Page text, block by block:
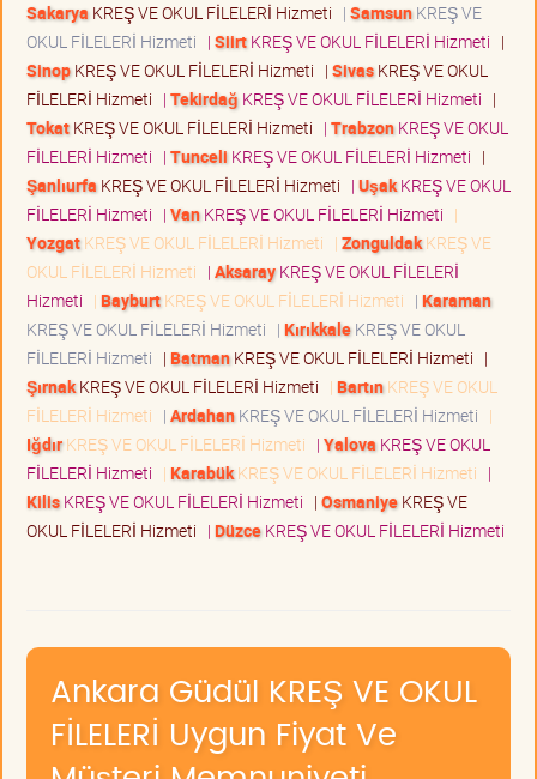
Sakarya KREŞ VE OKUL FİLELERİ Hizmeti | SamsunKREŞ VE
OKUL FİLELERİ Hizmeti | SiirtKREŞ VE OKUL FİLELERİ Hizmeti |
SinopKREŞ VE OKUL FİLELERİ Hizmeti | SivasKREŞ VE OKUL
FİLELERİ Hizmeti | Tekirdağ KREŞ VE OKUL FİLELERİ Hizmeti |
TokatKREŞ VE OKUL FİLELERİ Hizmeti | TrabzonKREŞ VE OKUL
FİLELERİ Hizmeti | Tunceli KREŞ VE OKUL FİLELERİ Hizmeti |
Şanlıurfa KREŞ VE OKUL FİLELERİ Hizmeti | UşakKREŞ VE OKUL
FİLELERİ Hizmeti | VanKREŞ VE OKUL FİLELERİ Hizmeti |
YozgatKREŞ VE OKUL FİLELERİ Hizmeti | ZonguldakKREŞ VE
OKUL FİLELERİ Hizmeti | AksarayKREŞ VE OKUL FİLELERİ
Hizmeti | BayburtKREŞ VE OKUL FİLELERİ Hizmeti | Karaman
KREŞ VE OKUL FİLELERİ Hizmeti | KırıkkaleKREŞ VE OKUL
FİLELERİ Hizmeti | BatmanKREŞ VE OKUL FİLELERİ Hizmeti |
ŞırnakKREŞ VE OKUL FİLELERİ Hizmeti | BartınKREŞ VE OKUL
FİLELERİ Hizmeti | ArdahanKREŞ VE OKUL FİLELERİ Hizmeti |
IğdırKREŞ VE OKUL FİLELERİ Hizmeti | Yalova KREŞ VE OKUL
FİLELERİ Hizmeti | KarabükKREŞ VE OKUL FİLELERİ Hizmeti |
KilisKREŞ VE OKUL FİLELERİ Hizmeti | OsmaniyeKREŞ VE
OKUL FİLELERİ Hizmeti | DüzceKREŞ VE OKUL FİLELERİ Hizmeti
Ankara Güdül KREŞ VE OKUL
FİLELERİ Uygun Fiyat Ve